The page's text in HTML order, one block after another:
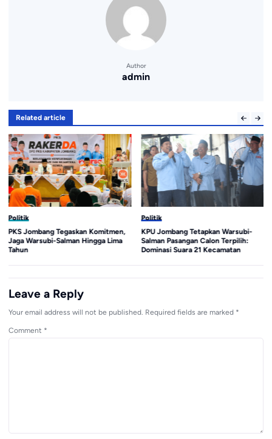
Author
admin
Related article
Politik
PKS Jombang Tegaskan Komitmen,
Jaga Warsubi-Salman Hingga Lima
Tahun
Politik
KPU Jombang Tetapkan Warsubi-
Salman Pasangan Calon Terpilih:
Dominasi Suara 21 Kecamatan
Leave a Reply
Your email address will not be published. Required fields are marked *
Comment *